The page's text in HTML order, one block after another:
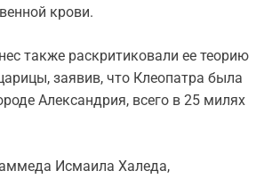
крови.
также раскритиковали ее теорию
заявив, что Клеопатра была
Александрия, всего в 25 милях
Исмаила Халеда,